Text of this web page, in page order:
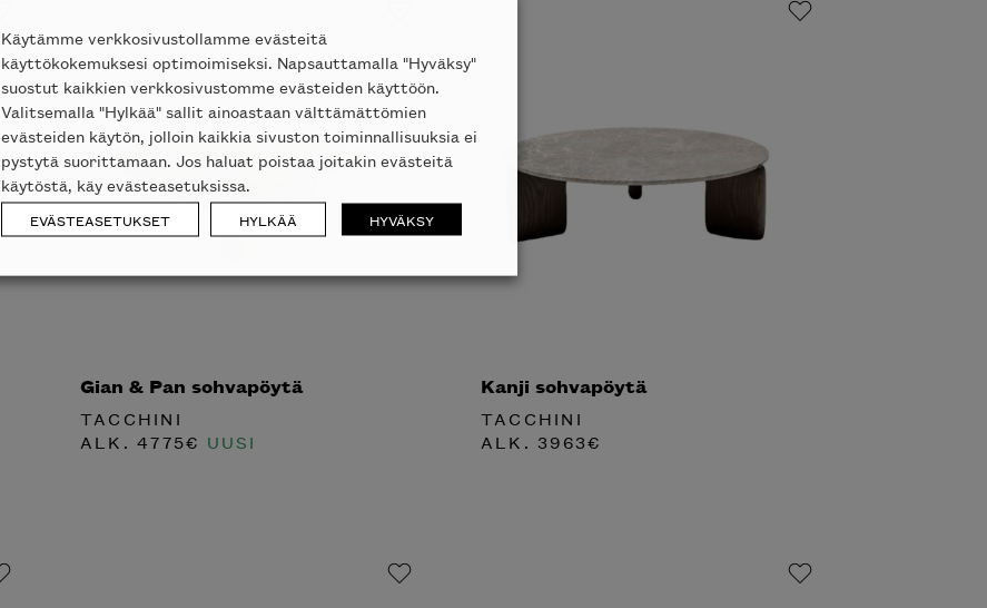
Gian & Pan sohvapöytä
TACCHINI
ALK.4775€ UUSI
Kanji sohvapöytä
TACCHINI
ALK. 3963€
Käytämme verkkosivustollamme evästeitä
käyttökokemuksesi optimoimiseksi. Napsauttamalla "Hyväksy"
suostut kaikkien verkkosivustomme evästeiden käyttöön.
Valitsemalla "Hylkää" sallit ainoastaan välttämättömien
evästeiden käytön, jolloin kaikkia sivuston toiminnallisuuksia ei
pystytä suorittamaan. Jos haluat poistaa joitakin evästeitä
käytöstä, käy evästeasetuksissa.
EVÄSTEASETUKSET HYLKÄÄ HYVÄKSY